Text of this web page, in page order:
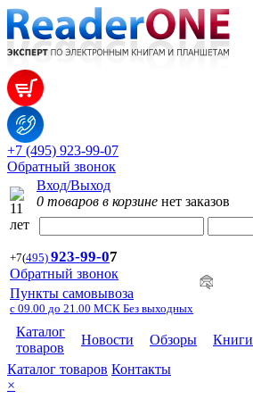
+7 (495) 923-99-07
Обратный звонок
Вход/Выход
0 товаров в корзине нет заказов
+7(495) 923-99-07
Обратный звонок
Пункты самовывоза
с 09.00 до 21.00 МСК Без выходных
Каталог
товаров
Новости Обзоры Книги
Каталог товаров Контакты
×